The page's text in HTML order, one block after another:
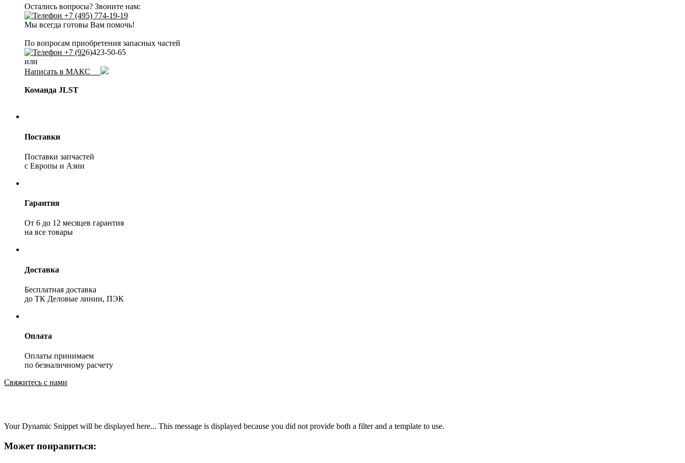
Остались вопросы? Звоните нам:
+7 (495) 774-19-19
Мы всегда готовы Вам помочь!
По вопросам приобретения запасных частей
+7 (926)423-50-65
или
Написать в МАКС
Команда JLST
Поставки
Поставки запчастей
с Европы и Азии
Гарантия
От 6 до 12 месяцев гарантия
на все товары
Доставка
Бесплатная доставка
до ТК Деловые линии, ПЭК
Оплата
Оплаты принимаем
по безналичному расчету
Свяжитесь с нами
Your Dynamic Snippet will be displayed here... This message is displayed because you did not provide both a filter and a template to use.
Может понравиться: